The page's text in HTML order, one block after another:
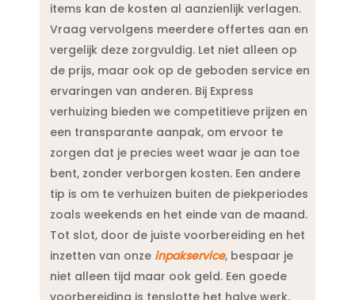
items kan de kosten al aanzienlijk verlagen.​
Vraag vervolgens meerdere offertes aan en
vergelijk deze zorgvuldig.​ Let niet alleen op
de prijs, maar ook op de geboden service en
ervaringen van anderen.​ Bij Express
verhuizing bieden we competitieve prijzen en
een transparante aanpak, om ervoor te
zorgen dat je precies weet waar je aan toe
bent, zonder verborgen kosten.​ Een andere
tip is om te verhuizen buiten de piekperiodes
zoals weekends en het einde van de maand.​
Tot slot, door de juiste voorbereiding en het
inzetten van onze inpakservice, bespaar je
niet alleen tijd maar ook geld.​ Een goede